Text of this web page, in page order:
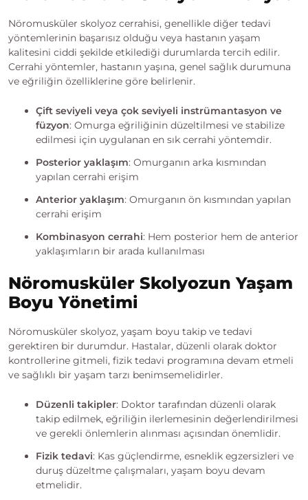
Nöromusküler skolyoz cerrahisi, genellikle diğer tedavi
yöntemlerinin başarısız olduğu veya hastanın yaşam
kalitesini ciddi şekilde etkilediği durumlarda tercih edilir.
Cerrahi yöntemler, hastanın yaşına, genel sağlık durumuna
ve eğriliğin özelliklerine göre belirlenir.
Çift seviyeli veya çok seviyeli instrümantasyon ve
füzyon: Omurga eğriliğinin düzeltilmesi ve stabilize
edilmesi için uygulanan en sık cerrahi yöntemdir.
Posterior yaklaşım: Omurganın arka kısmından
yapılan cerrahi erişim
Anterior yaklaşım: Omurganın ön kısmından yapılan
cerrahi erişim
Kombinasyon cerrahi: Hem posterior hem de anterior
yaklaşımların bir arada kullanılması
Nöromusküler Skolyozun Yaşam
Boyu Yönetimi
Nöromusküler skolyoz, yaşam boyu takip ve tedavi
gerektiren bir durumdur. Hastalar, düzenli olarak doktor
kontrollerine gitmeli, fizik tedavi programına devam etmeli
ve sağlıklı bir yaşam tarzı benimsemelidirler.
Düzenli takipler: Doktor tarafından düzenli olarak
takip edilmek, eğriliğin ilerlemesinin değerlendirilmesi
ve gerekli önlemlerin alınması açısından önemlidir.
Fizik tedavi: Kas güçlendirme, esneklik egzersizleri ve
duruş düzeltme çalışmaları, yaşam boyu devam
etmelidir.